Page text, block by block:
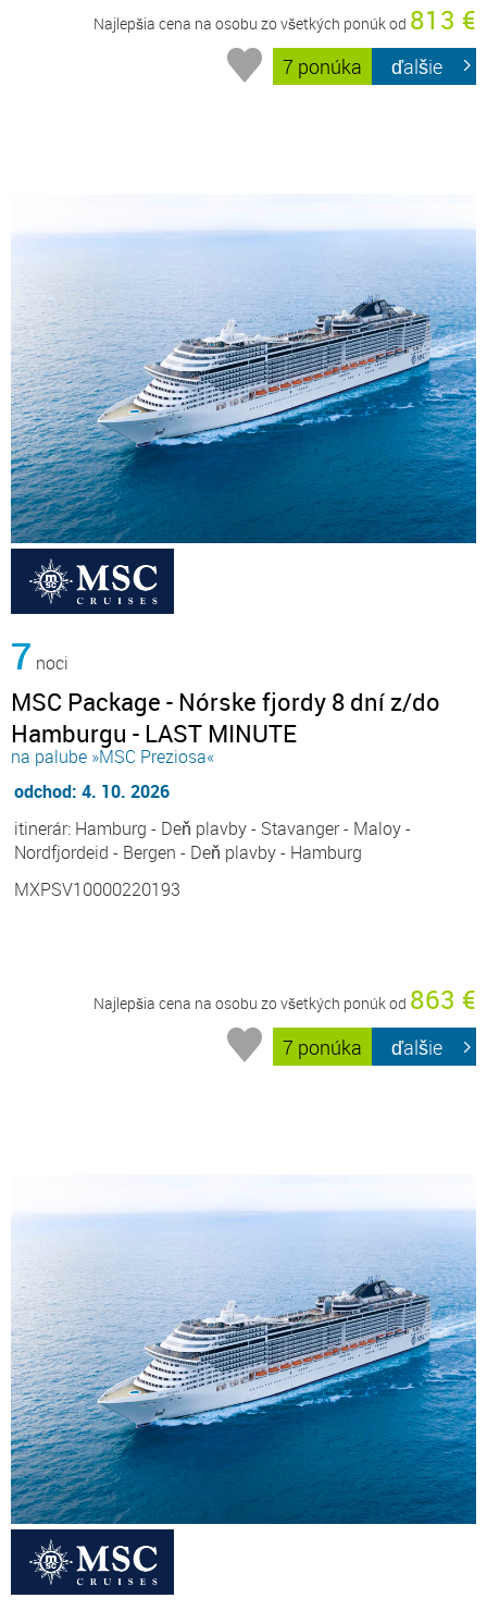
Najlepšia cena na osobu zo všetkých ponúk od 813 €
7 ponúka ďalšie
7 noci
MSC Package - Nórske fjordy 8 dní z/do
Hamburgu - LAST MINUTE
na palube »MSC Preziosa«
odchod: 4. 10. 2026
itinerár: Hamburg - Deň plavby - Stavanger - Maloy -
Nordfjordeid - Bergen - Deň plavby - Hamburg
MXPSV10000220193
Najlepšia cena na osobu zo všetkých ponúk od 863 €
7 ponúka ďalšie